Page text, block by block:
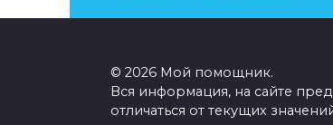
© 2026 Мой помощник.
Вся информация, на сайте
отличаться от текущих